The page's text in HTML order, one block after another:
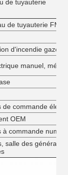
de tuyauterie
de tuyauterie
d'incendie gazeux
manuel,
de commande
OEM
à commande
salle des